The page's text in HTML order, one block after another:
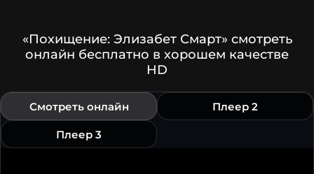
«Похищение: Элизабет Смарт» смотреть
онлайн бесплатно в хорошем качестве
HD
Смотреть онлайн Плеер 2
Плеер 3